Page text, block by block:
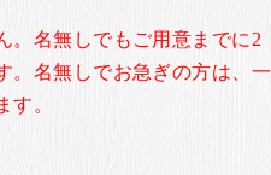
。名無しでもご用意までに2
。名無しでお急ぎの方は、一
す。